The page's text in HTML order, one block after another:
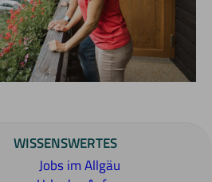
WISSENSWERTES
Jobs im Allgäu